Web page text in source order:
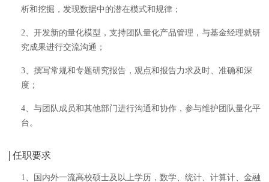
析和挖掘，发现数据中的潜在模式和规律；
2、开发新的量化模型，支持团队量化产品管理，与基金经理就研
究成果进行交流沟通；
3、撰写常规和专题研究报告，观点和报告力求及时、准确和深
度；
4、与团队成员和其他部门进行沟通和协作，参与维护团队量化平
台。
任职要求
1、国内外一流高校硕士及以上学历，数学、统计、计算计、金融